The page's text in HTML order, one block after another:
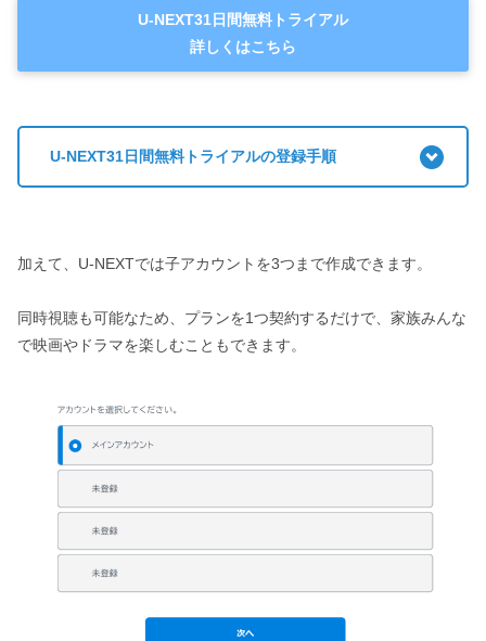
U-NEXT31日間無料トライアル
詳しくはこちら
U-NEXT31日間無料トライアルの登録手順
加えて、U-NEXTでは子アカウントを3つまで作成できます。
同時視聴も可能なため、プランを1つ契約するだけで、家族みんな
で映画やドラマを楽しむこともできます。